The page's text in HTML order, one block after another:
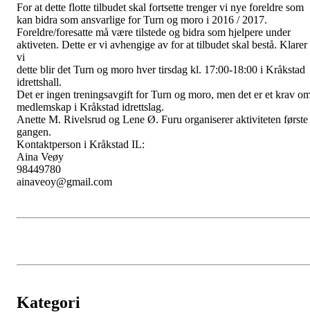
For at dette flotte tilbudet skal fortsette trenger vi nye foreldre som
kan bidra som ansvarlige for Turn og moro i 2016 / 2017.
Foreldre/foresatte må være tilstede og bidra som hjelpere under
aktiveten. Dette er vi avhengige av for at tilbudet skal bestå. Klarer
vi
dette blir det Turn og moro hver tirsdag kl. 17:00-18:00 i Kråkstad
idrettshall.
Det er ingen treningsavgift for Turn og moro, men det er et krav
medlemskap i Kråkstad idrettslag.
Anette M. Rivelsrud og Lene Ø. Furu organiserer aktiviteten første
gangen.
Kontaktperson i Kråkstad IL:
Aina Veøy
98449780
ainaveoy@gmail.com
Kategori